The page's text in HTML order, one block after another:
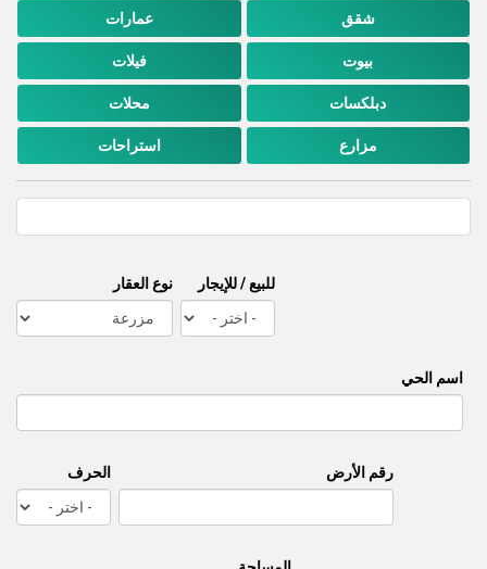
شقق عمارات
بيوت فيلات
دبلكسات محلات
مزارع استراحات
نوع العقار للبيع / للإيجار
اسم الحي
الحرف رقم الأرض